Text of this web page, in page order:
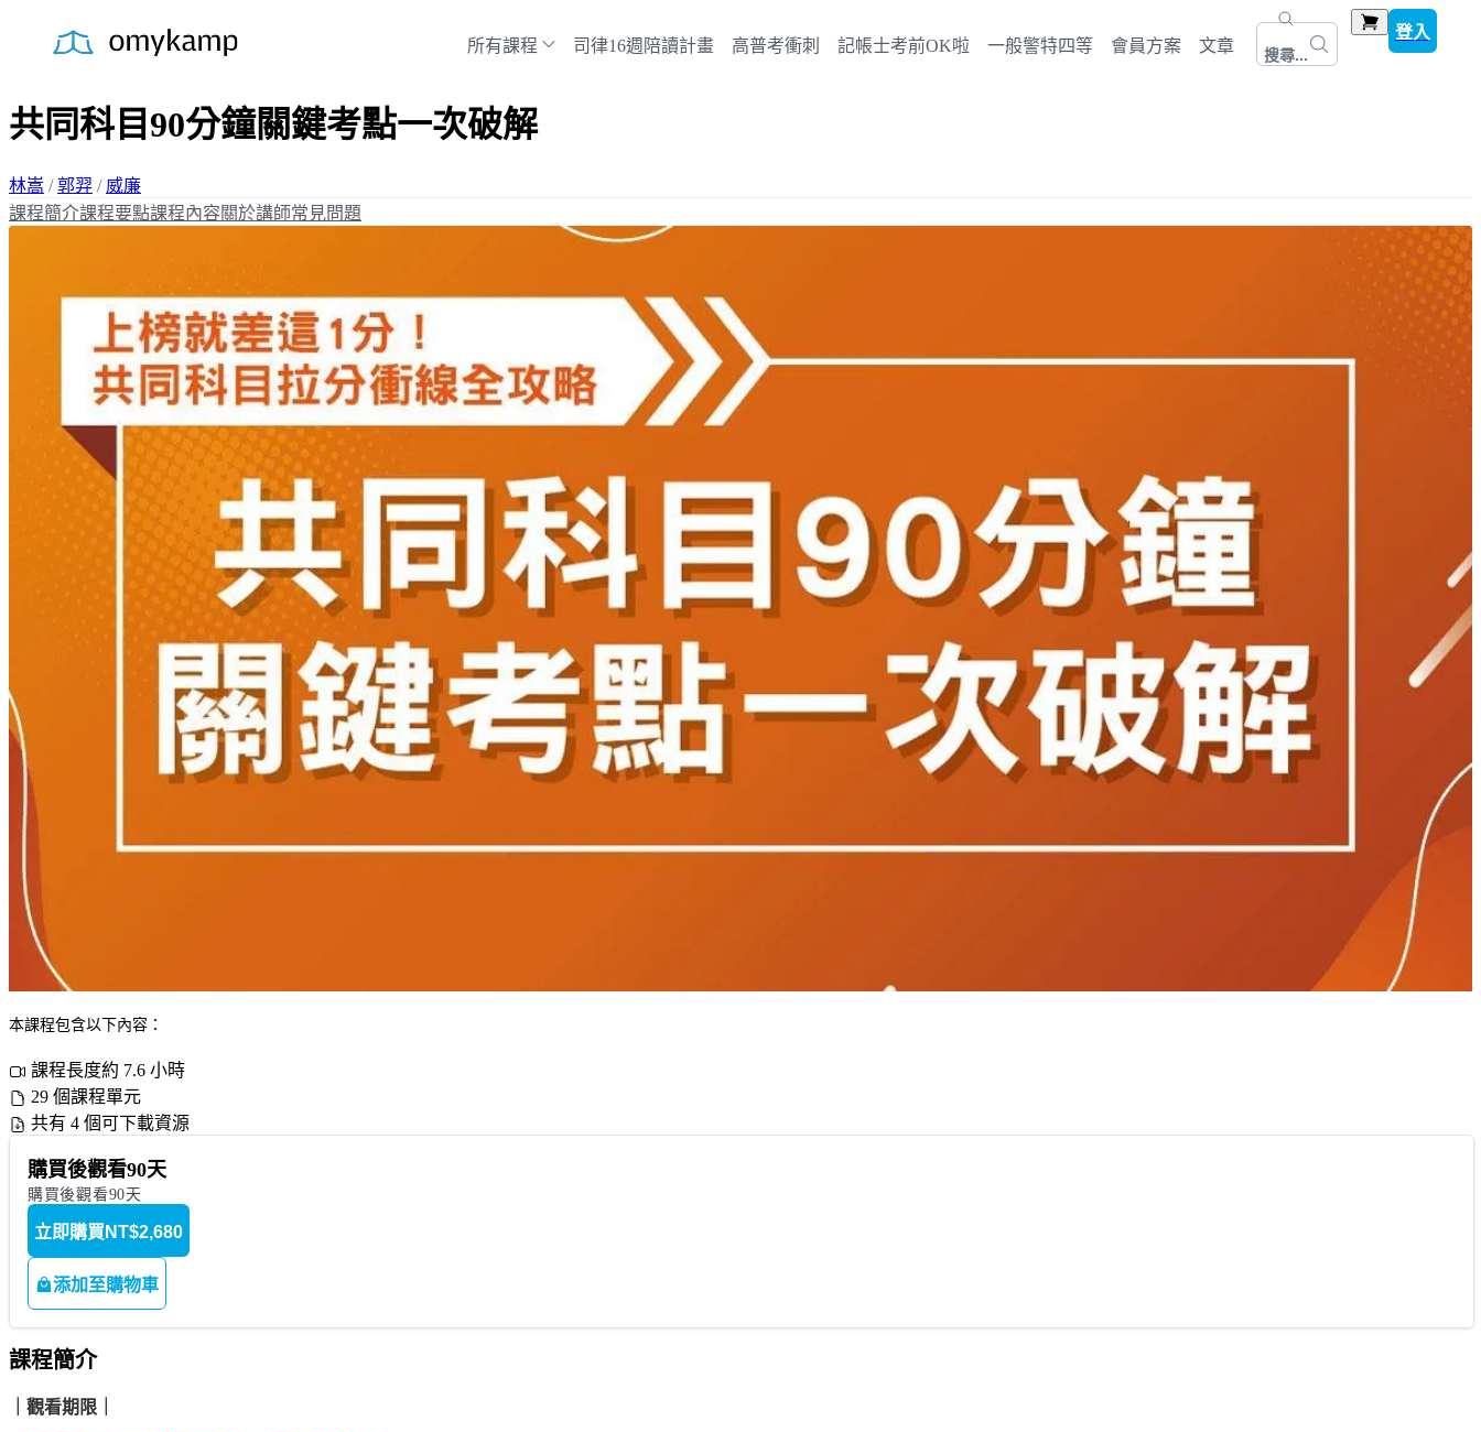
所有課程 司律16週陪讀計畫 高普考衝刺 記帳士考前OK啦 一般警特四等 會員方案 文章 搜尋...
登入
共同科目90分鐘關鍵考點一次破解
林嵩 /郭羿 / 威廉
課程簡介課程要點課程內容關於講師常見問題
本課程包含以下內容：
課程長度約 7.6 小時
29 個課程單元
共有 4 個可下載資源
購買後觀看90天
購買後觀看90天
立即購買 NT$2,680
添加至購物車
課程簡介
｜觀看期限｜